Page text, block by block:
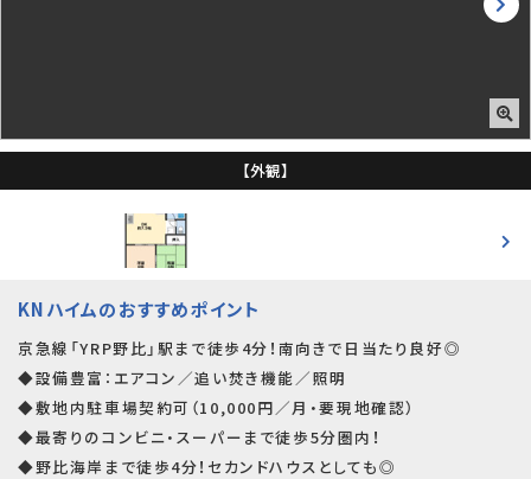
【外観】
KNハイムのおすすめポイント
京急線「YRP野比」駅まで徒歩4分！南向きで日当たり良好◎
◆設備豊富：エアコン／追い焚き機能／照明
◆敷地内駐車場契約可（10,000円／月・要現地確認）
◆最寄りのコンビニ・スーパーまで徒歩5分圏内！
◆野比海岸まで徒歩4分！セカンドハウスとしても◎